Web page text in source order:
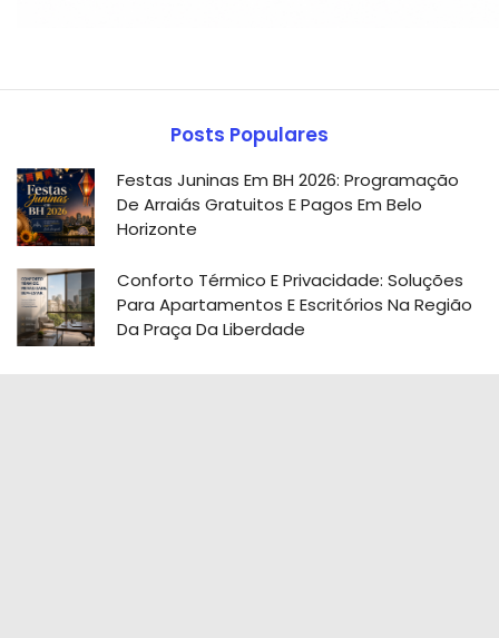
Posts Populares
Festas Juninas Em BH 2026: Programação
De Arraiás Gratuitos E Pagos Em Belo
Horizonte
Conforto Térmico E Privacidade: Soluções
Para Apartamentos E Escritórios Na Região
Da Praça Da Liberdade